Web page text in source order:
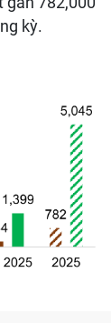
kỳ.